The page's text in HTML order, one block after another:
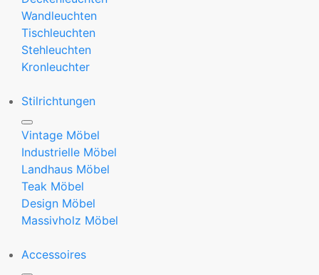
Wandleuchten
Tischleuchten
Stehleuchten
Kronleuchter
Stilrichtungen
Vintage Möbel
Industrielle Möbel
Landhaus Möbel
Teak Möbel
Design Möbel
Massivholz Möbel
Accessoires